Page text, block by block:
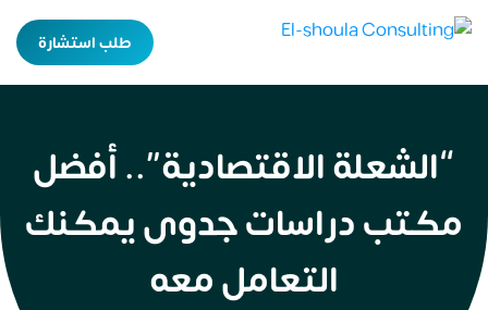
طلب استشارة
“الشعلة الاقتصادية”.. أفضل
مكتب دراسات جدوى يمكنك
التعامل معه